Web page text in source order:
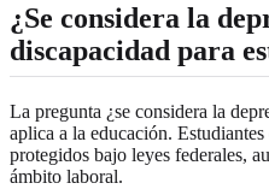
¿Se considera la
discapacidad para
La pregunta ¿se considera la
aplica a la educación.
protegidos bajo leyes federales,
ámbito laboral.